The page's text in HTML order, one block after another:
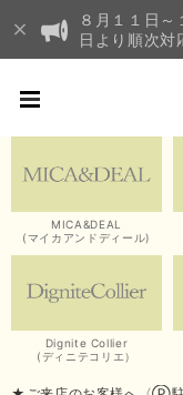
８月１１日～
日より順次対
MICA&DEAL
(マイカアンドディール)
Dignite Collier
(ディニテコリエ）